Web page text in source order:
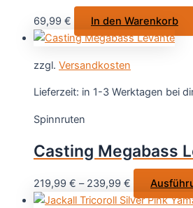
69,99 € In den Warenkorb
zzgl. Versandkosten
Lieferzeit: in 1-3 Werktagen bei
Spinnruten
Casting Megabass
219,99 € – 239,99 €